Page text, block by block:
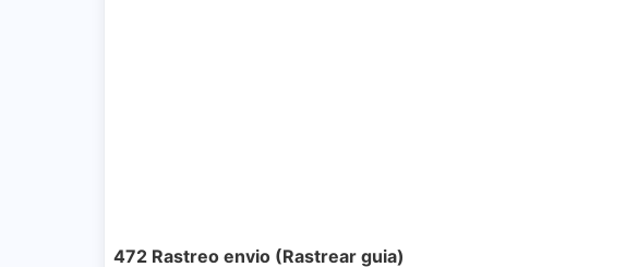
472 Rastreo envio (Rastrear guia)